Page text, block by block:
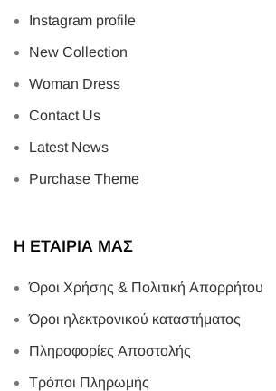
Instagram profile
New Collection
Woman Dress
Contact Us
Latest News
Purchase Theme
Η ΕΤΑΙΡΙΑ ΜΑΣ
Όροι Χρήσης & Πολιτική Απορρήτου
Όροι ηλεκτρονικού καταστήματος
Πληροφορίες Αποστολής
Τρόποι Πληρωμής